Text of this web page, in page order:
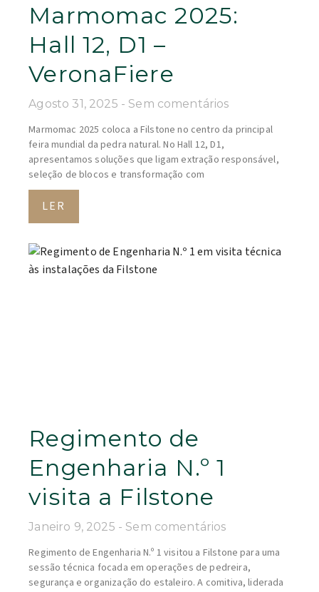
Marmomac 2025:
Hall 12, D1 –
VeronaFiere
Agosto 31, 2025 Sem comentários
Marmomac 2025 coloca a Filstone no centro da principal
feira mundial da pedra natural. No Hall 12, D1,
apresentamos soluções que ligam extração responsável,
seleção de blocos e transformação com
LER
Regimento de
Engenharia N.º 1
visita a Filstone
Janeiro 9, 2025 Sem comentários
Regimento de Engenharia N.º 1 visitou a Filstone para uma
sessão técnica focada em operações de pedreira,
segurança e organização do estaleiro. A comitiva, liderada